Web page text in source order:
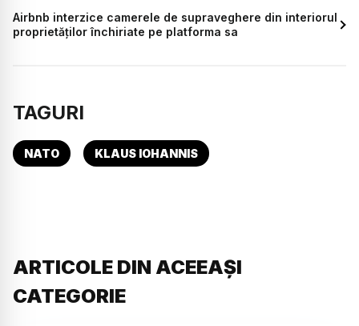
Airbnb interzice camerele de supraveghere din interiorul
proprietăților închiriate pe platforma sa
TAGURI
NATO KLAUS IOHANNIS
ARTICOLE DIN ACEEAȘI
CATEGORIE